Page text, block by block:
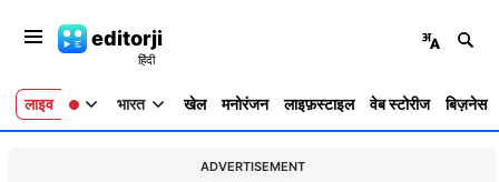
editorji
लाइव भारत खेल मनोरंजन लाइफ़स्टाइल वेब स्टोरीज बिज़नेस
ADVERTISEMENT